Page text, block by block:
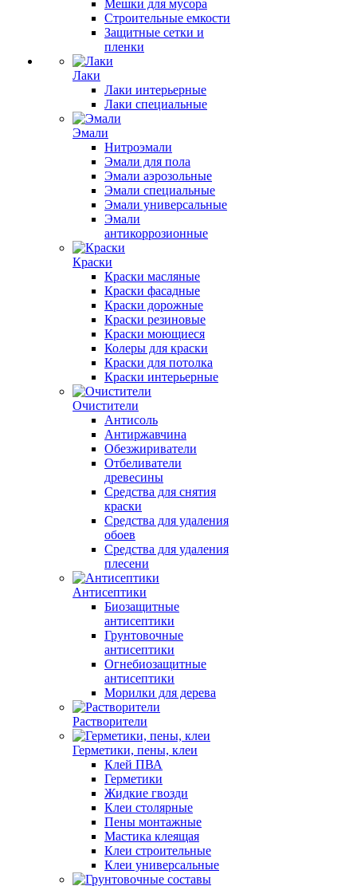
Мешки для мусора
Строительные емкости
Защитные сетки и
пленки
Лаки
Лаки интерьерные
Лаки специальные
Эмали
Нитроэмали
Эмали для пола
Эмали аэрозольные
Эмали специальные
Эмали универсальные
Эмали
антикоррозионные
Краски
Краски масляные
Краски фасадные
Краски дорожные
Краски резиновые
Краски моющиеся
Колеры для краски
Краски для потолка
Краски интерьерные
Очистители
Антисоль
Антиржавчина
Обезжириватели
Отбеливатели
древесины
Средства для снятия
краски
Средства для удаления
обоев
Средства для удаления
плесени
Антисептики
Биозащитные
антисептики
Грунтовочные
антисептики
Огнебиозащитные
антисептики
Морилки для дерева
Растворители
Герметики, пены, клеи
Клей ПВА
Герметики
Жидкие гвозди
Клеи столярные
Пены монтажные
Мастика клеящая
Клеи строительные
Клеи универсальные